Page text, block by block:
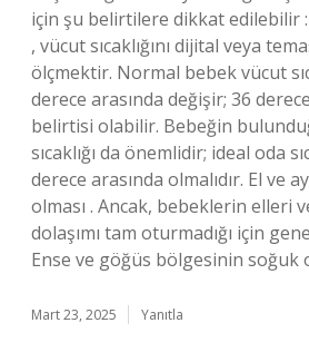
için şu belirtilere dikkat edilebilir
, vücut sıcaklığını dijital veya
ölçmektir. Normal bebek vücut
derece arasında değişir; 36
belirtisi olabilir. Bebeğin
sıcaklığı da önemlidir; ideal oda
derece arasında olmalıdır. El ve
olması . Ancak, bebeklerin elleri
dolaşımı tam oturmadığı için
Ense ve göğüs bölgesinin soğuk
Mart 23, 2025 Yanıtla